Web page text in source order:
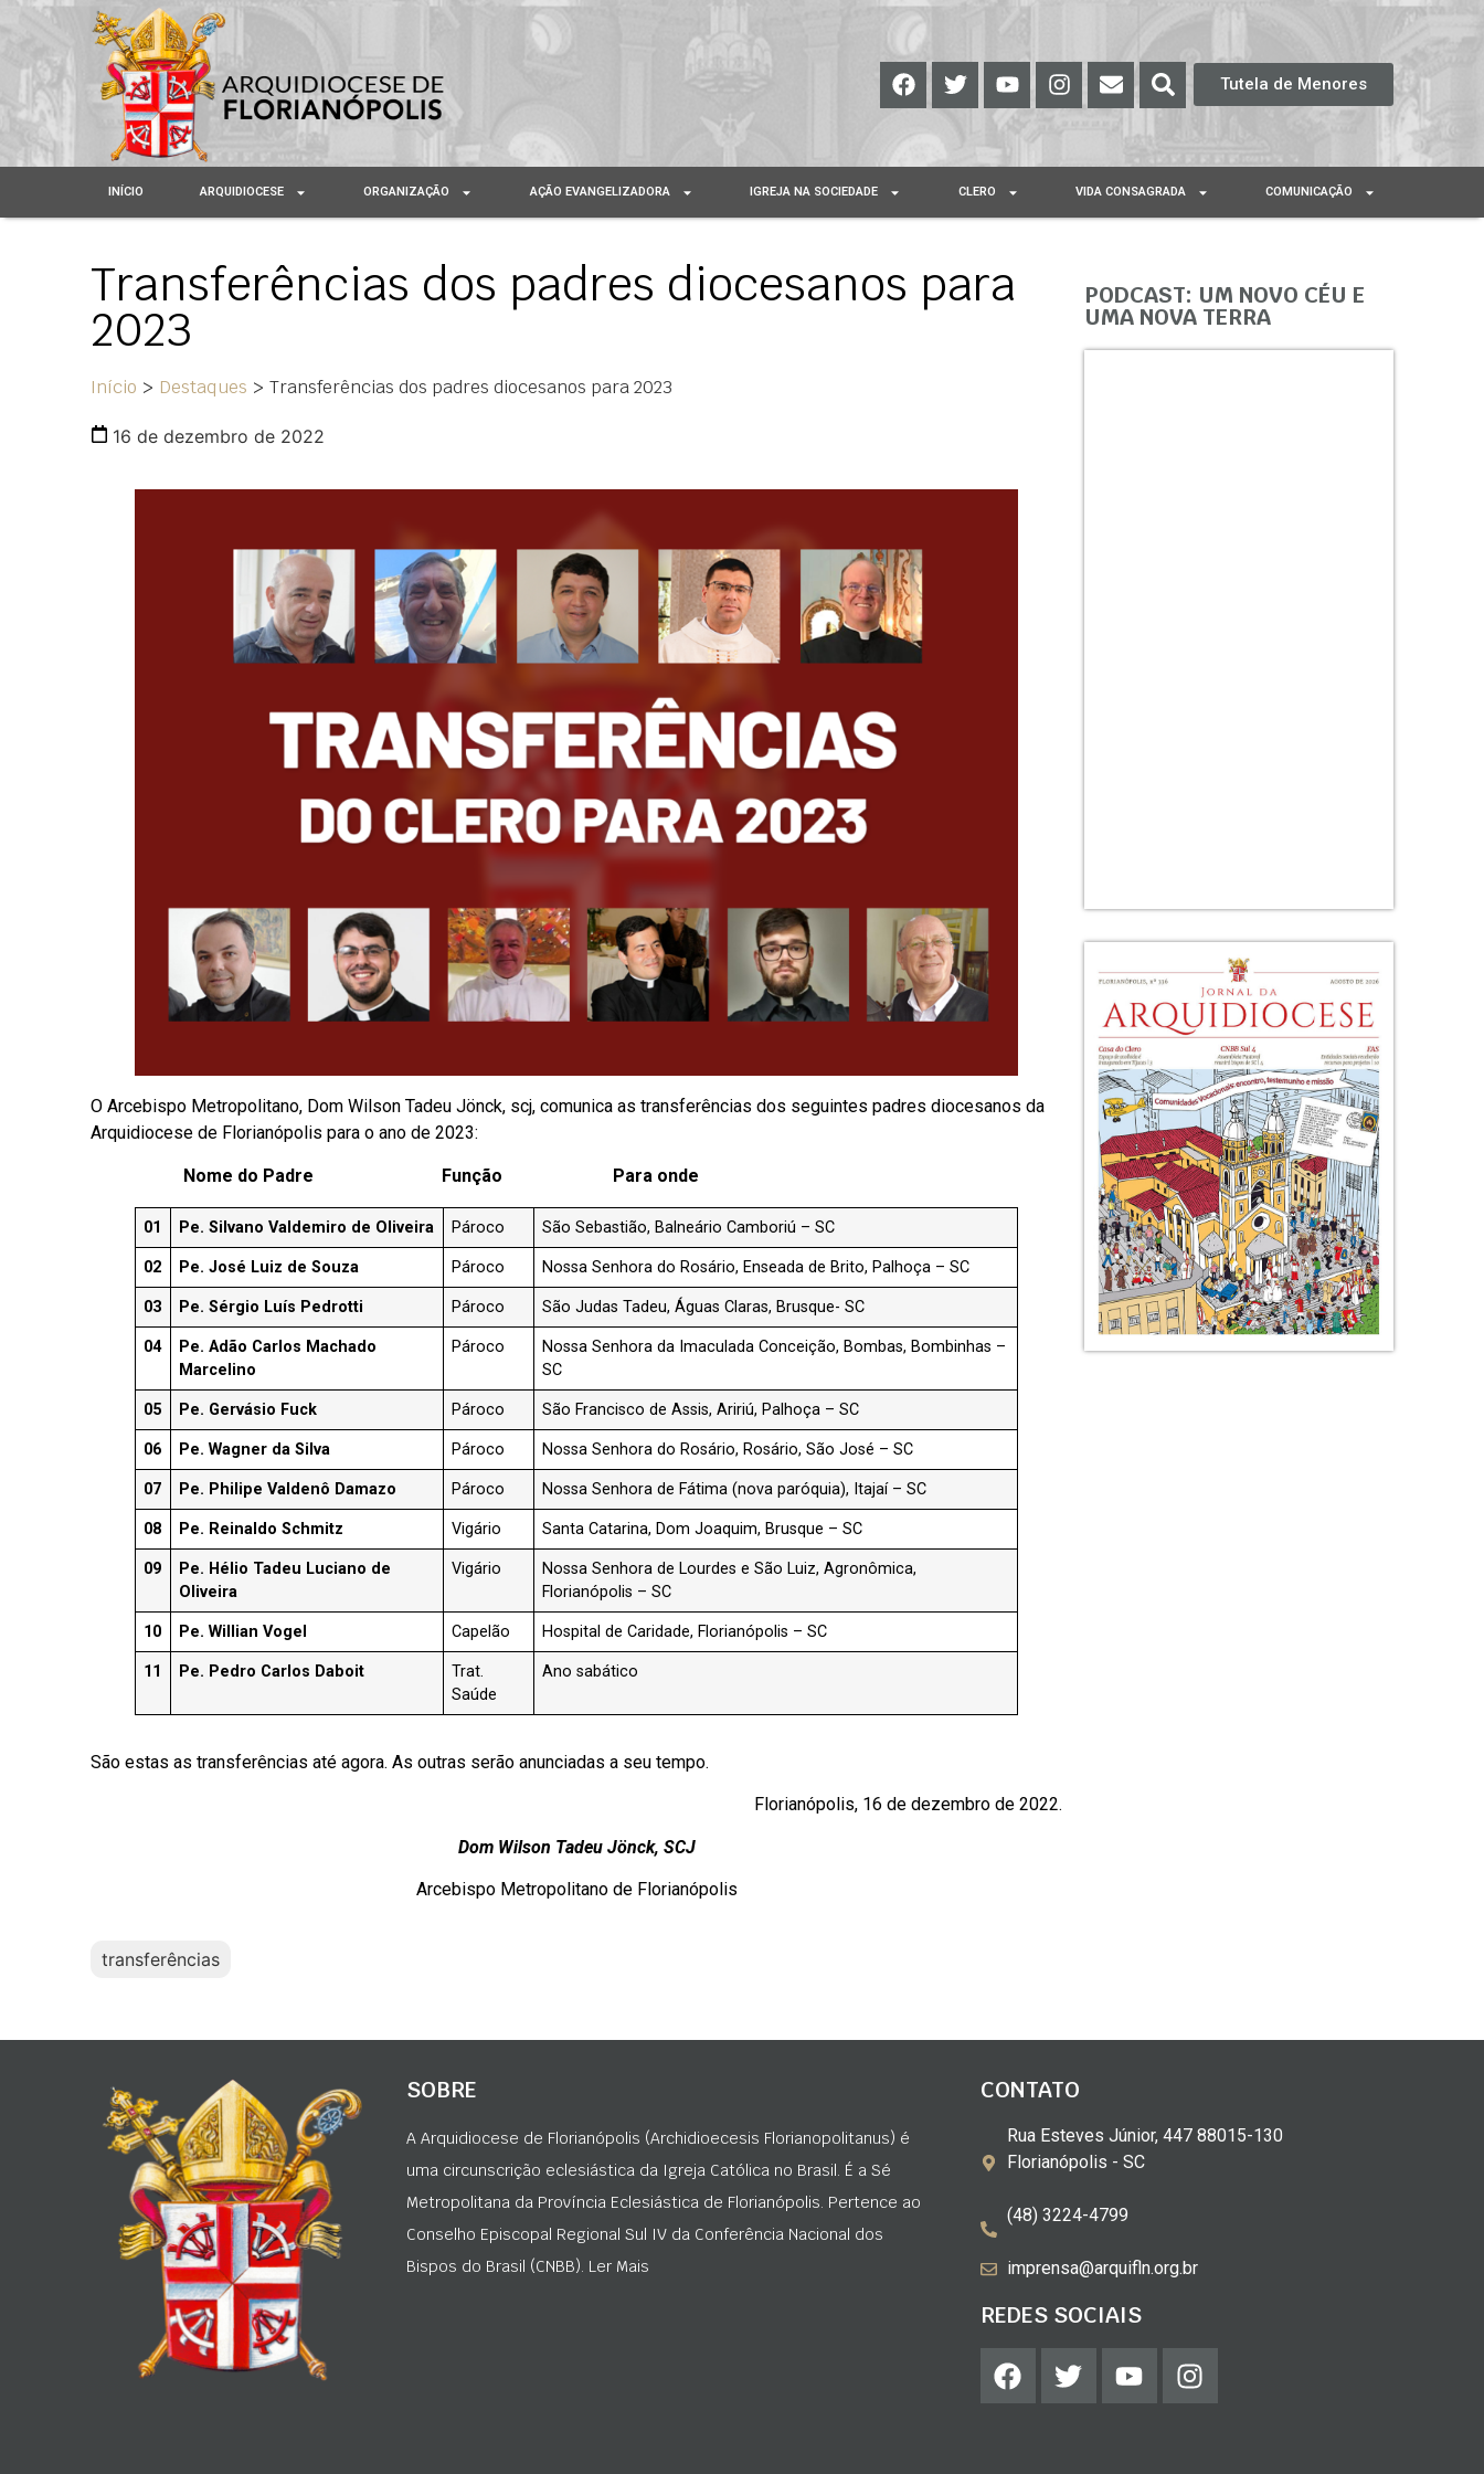
Tutela de Menores
INÍCIO ARQUIDIOCESE ORGANIZAÇÃO AÇÃO EVANGELIZADORA IGREJA NA SOCIEDADE CLERO VIDA CONSAGRADA COMUNICAÇÃO
Transferências dos padres diocesanos para
2023
Início > Destaques > Transferências dos padres diocesanos para 2023
16 de dezembro de 2022
O Arcebispo Metropolitano, Dom Wilson Tadeu Jönck, scj, comunica as transferências dos seguintes padres diocesanos da
Arquidiocese de Florianópolis para o ano de 2023:
Nome do Padre Função Para onde
01 Pe. Silvano Valdemiro de Oliveira Pároco São Sebastião, Balneário Camboriú – SC
02 Pe. José Luiz de Souza Pároco Nossa Senhora do Rosário, Enseada de Brito, Palhoça – SC
03 Pe. Sérgio Luís Pedrotti Pároco São Judas Tadeu, Águas Claras, Brusque- SC
04
Pe. Adão Carlos Machado
Marcelino
Pároco
Nossa Senhora da Imaculada Conceição, Bombas, Bombinhas –
SC
05 Pe. Gervásio Fuck Pároco São Francisco de Assis, Aririú, Palhoça – SC
06 Pe. Wagner da Silva Pároco Nossa Senhora do Rosário, Rosário, São José – SC
07 Pe. Philipe Valdenô Damazo Pároco Nossa Senhora de Fátima (nova paróquia), Itajaí – SC
08 Pe. Reinaldo Schmitz Vigário Santa Catarina, Dom Joaquim, Brusque – SC
09
Pe. Hélio Tadeu Luciano de
Oliveira
Vigário
Nossa Senhora de Lourdes e São Luiz, Agronômica,
Florianópolis – SC
10 Pe. Willian Vogel Capelão Hospital de Caridade, Florianópolis – SC
11 Pe. Pedro Carlos Daboit
Trat.
Saúde
Ano sabático
São estas as transferências até agora. As outras serão anunciadas a seu tempo.
Florianópolis, 16 de dezembro de 2022.
Dom Wilson Tadeu Jönck, SCJ
Arcebispo Metropolitano de Florianópolis
transferências
PODCAST: UM NOVO CÉU E
UMA NOVA TERRA
SOBRE
A Arquidiocese de Florianópolis (Archidioecesis Florianopolitanus) é
uma circunscrição eclesiástica da Igreja Católica no Brasil. É a Sé
Metropolitana da Província Eclesiástica de Florianópolis. Pertence ao
Conselho Episcopal Regional Sul IV da Conferência Nacional dos
Bispos do Brasil (CNBB). Ler Mais
CONTATO
Rua Esteves Júnior, 447 88015-130
Florianópolis - SC
(48) 3224-4799
imprensa@arquifln.org.br
REDES SOCIAIS